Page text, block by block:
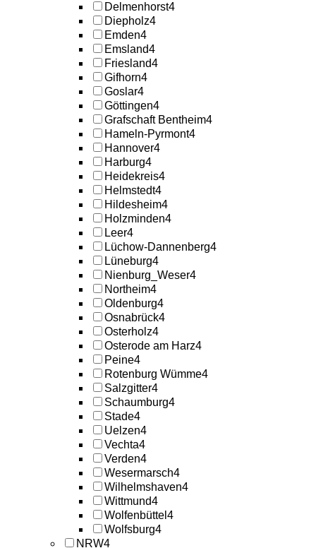
Delmenhorst4
Diepholz4
Emden4
Emsland4
Friesland4
Gifhorn4
Goslar4
Göttingen4
Grafschaft Bentheim4
Hameln-Pyrmont4
Hannover4
Harburg4
Heidekreis4
Helmstedt4
Hildesheim4
Holzminden4
Leer4
Lüchow-Dannenberg4
Lüneburg4
Nienburg_Weser4
Northeim4
Oldenburg4
Osnabrück4
Osterholz4
Osterode am Harz4
Peine4
Rotenburg Wümme4
Salzgitter4
Schaumburg4
Stade4
Uelzen4
Vechta4
Verden4
Wesermarsch4
Wilhelmshaven4
Wittmund4
Wolfenbüttel 4
Wolfsburg4
NRW4